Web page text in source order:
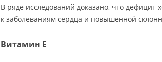
В ряде исследований доказано, что
к заболеваниям сердца и повышенной
Витамин E